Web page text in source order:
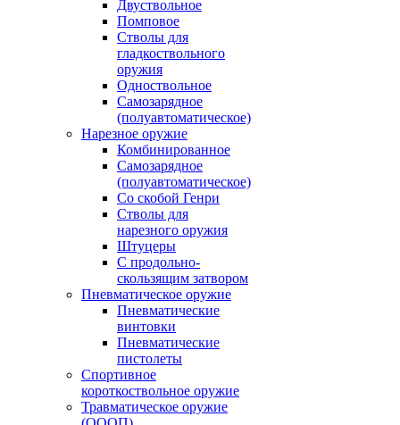
Двуствольное
Помповое
Стволы для
гладкоствольного
оружия
Одноствольное
Самозарядное
(полуавтоматическое)
Нарезное оружие
Комбинированное
Самозарядное
(полуавтоматическое)
Со скобой Генри
Стволы для
нарезного оружия
Штуцеры
С продольно-
скользящим затвором
Пневматическое оружие
Пневматические
винтовки
Пневматические
пистолеты
Спортивное
короткоствольное оружие
Травматическое оружие